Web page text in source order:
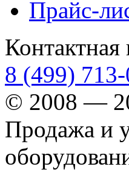
Прайс-
8 (499)
© 2008 —
Продажа и